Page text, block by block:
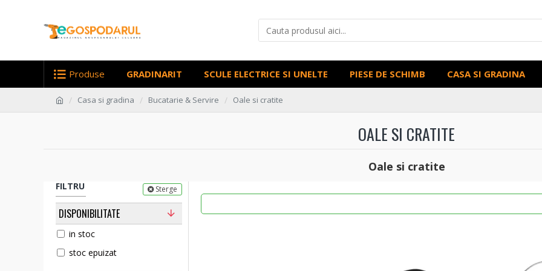
Produse GRADINARIT SCULE ELECTRICE SI UNELTE PIESE DE SCHIMB CASA SI GRADINA
Casa si gradina Bucatarie & Servire Oale si cratite
OALE SI CRATITE
Oale si cratite
FILTRU Sterge
DISPONIBILITATE
in stoc
stoc epuizat